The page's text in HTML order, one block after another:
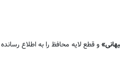
»و قطع لایه محافظ را به اطلاع